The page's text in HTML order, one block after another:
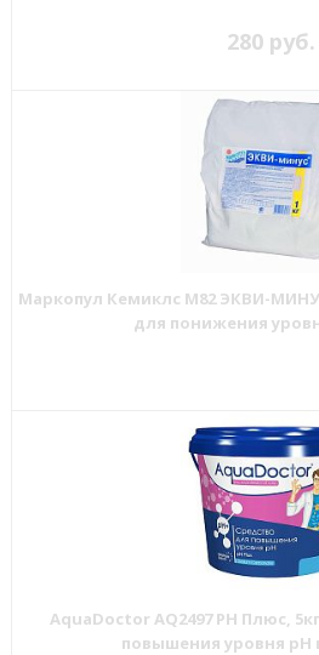
280 руб.
Маркопул Кемиклс М82 ЭКВИ-
для понижения
AquaDoctor AQ2497 PH Плюс,
повышения уровня рН